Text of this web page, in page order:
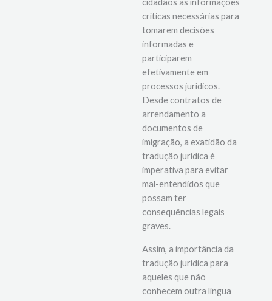
essencial que liga os
cidadãos às informações
críticas necessárias para
tomarem decisões
informadas e
participarem
efetivamente em
processos jurídicos.
Desde contratos de
arrendamento a
documentos de
imigração, a exatidão da
tradução jurídica é
imperativa para evitar
mal-entendidos que
possam ter
consequências legais
graves.
Assim, a importância da
tradução jurídica para
aqueles que não